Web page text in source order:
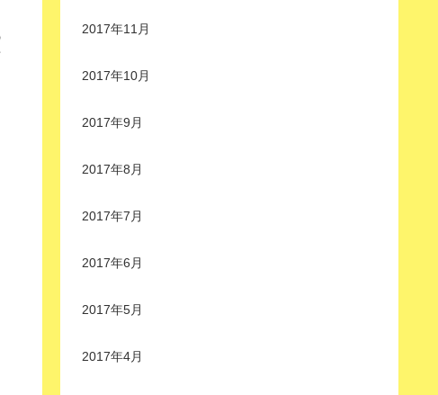
2017年11月
2017年10月
2017年9月
2017年8月
2017年7月
2017年6月
2017年5月
2017年4月